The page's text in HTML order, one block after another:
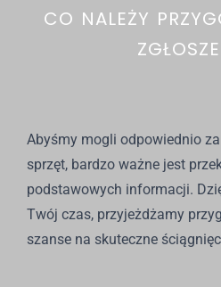
CO NALEŻY
Abyśmy mogli odpowiednio
sprzęt, bardzo ważne jest
podstawowych informacji.
Twój czas, przyjeżdżamy
szanse na skuteczne